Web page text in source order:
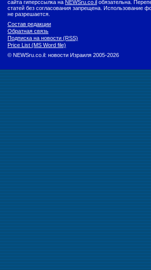
сайта гиперссылка на NEWSru.co.il обязательна.
статей без согласования запрещена. Использование
не разрешается.
Состав редакции
Обратная связь
Подписка на новости (RSS)
Price List (MS Word file)
© NEWSru.co.il: новости Израиля 2005-2026